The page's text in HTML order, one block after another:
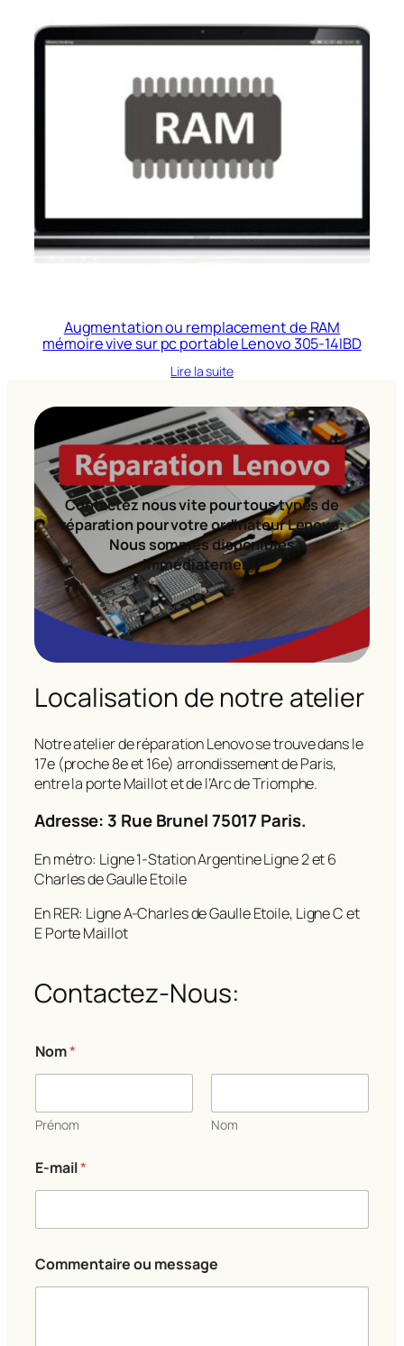
Augmentation ou remplacement de RAM
mémoire vive sur pc portable Lenovo 305-14IBD
Lire la suite
Contactez nous vite pour tous types de
réparation pour votre ordinateur Lenovo.
Nous sommes disponibles
immédiatement!
Localisation de notre atelier
Notre atelier de réparation Lenovo se trouve dans le
17e (proche 8e et 16e) arrondissement de Paris,
entre la porte Maillot et de l’Arc de Triomphe.
Adresse: 3 Rue Brunel 75017 Paris.
En métro: Ligne 1-Station Argentine Ligne 2 et 6
Charles de Gaulle Etoile
En RER: Ligne A-Charles de Gaulle Etoile, Ligne C et
E Porte Maillot
Contactez-Nous:
Nom*
Prénom Nom
E-mail*
C
o
Commentaire ou message